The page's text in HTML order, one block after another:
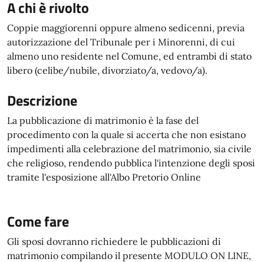
A chi è rivolto
Coppie maggiorenni oppure almeno sedicenni, previa
autorizzazione del Tribunale per i Minorenni, di cui
almeno uno residente nel Comune, ed entrambi di stato
libero (celibe/nubile, divorziato/a, vedovo/a).
Descrizione
La pubblicazione di matrimonio è la fase del
procedimento con la quale si accerta che non esistano
impedimenti alla celebrazione del matrimonio, sia civile
che religioso, rendendo pubblica l'intenzione degli sposi
tramite l'esposizione all'Albo Pretorio Online
Come fare
Gli sposi dovranno richiedere le pubblicazioni di
matrimonio compilando il presente MODULO ON LINE,